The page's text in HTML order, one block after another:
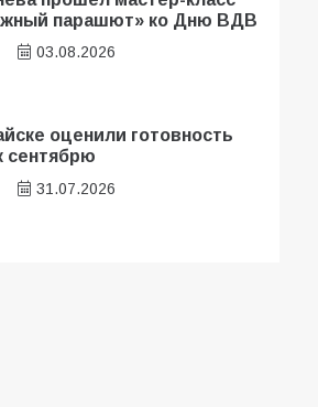
парашют» ко Дню ВДВ
03.08.2026
оценили готовность
сентябрю
31.07.2026